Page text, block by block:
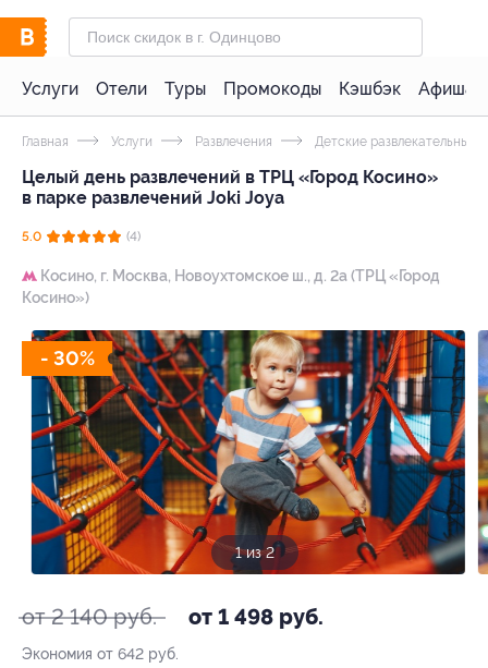
Услуги Отели Туры Промокоды Кэшбэк Афиша
Главная Услуги Развлечения Детские развлекательные
Целый день развлечений в ТРЦ «Город Косино»
в парке развлечений Joki Joya
5.0 (4)
Косино, г. Москва, Новоухтомское ш., д. 2а (ТРЦ «Город
Косино»)
- 30%
1 из 2
от 2 140 руб. от 1 498 руб.
Экономия от 642 руб.